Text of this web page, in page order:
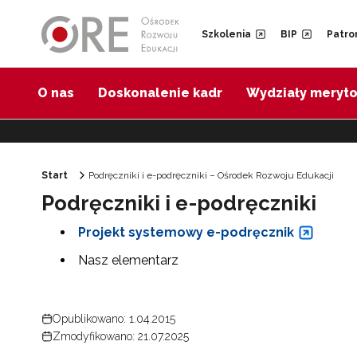
Szkolenia BIP
O nas Doskonalenie kadr Wydziały
Start Podręczniki i e-podręczniki – Ośrodek Rozwoju Edukacji
Podręczniki i e-podręczniki
Projekt systemowy e-podręcznik
Nasz elementarz
Opublikowano: 1.04.2015
Zmodyfikowano: 21.07.2025